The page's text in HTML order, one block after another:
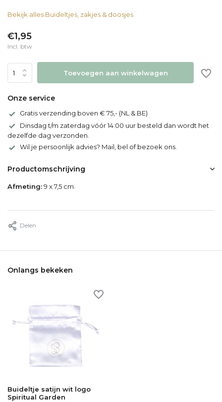
Bekijk alles Buideltjes, zakjes & doosjes
€1,95
Incl. btw
Toevoegen aan winkelwagen
Onze service
Gratis verzending boven € 75,- (NL & BE)
Dinsdag t/m zaterdag vóór 14:00 uur besteld dan wordt het
dezelfde dag verzonden.
Wil je persoonlijk advies? Mail, bel of bezoek ons.
Productomschrijving
Afmeting:9 x 7,5 cm.
Delen
Onlangs bekeken
Buideltje satijn wit logo
Spiritual Garden